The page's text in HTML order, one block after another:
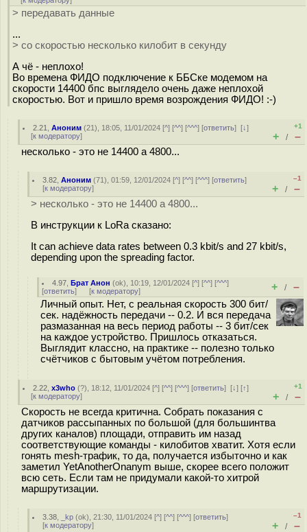
> передавать данные
...
> со скоростью несколько килобит в секунду
А чё - неплохо!
Во времена ФИДО подключение к ББСке модемом на
скорости 14400 бпс выглядело очень даже неплохой
скоростью. Вот и пришло время возрождения ФИДО! :-)
2.21 ,Аноним (21), 18:05, 11/01/2024 [^] [^^] [^^^] [ответить][↓]
[к модератору]
+1
+ / –
несколько - это не 14400 а 4800...
3.82 ,Аноним (71), 01:59, 12/01/2024 [^] [^^] [^^^] [ответить]
[к модератору]
–1
+ / –
> несколько - это не 14400 а 4800...
В инструкции к LoRa сказано:
It can achieve data rates between 0.3 kbit/s and 27 kbit/s,
depending upon the spreading factor.
4.97 ,Брат Анон (ok), 10:19, 12/01/2024 [^] [^^] [^^^]
[ответить] [к модератору] + / –
Личный опыт. Нет, с реальная скорость 300 бит/
сек. надёжность передачи -- 0.2. И вся передача
размазанная на весь период работы -- 3 бит/сек
на каждое устройство. Пришлось отказаться.
Выглядит классно, на практике -- полезно только
счётчиков с бытовым учётом потребления.
2.22 ,x3who (?), 18:12, 11/01/2024 [^] [^^] [^^^] [ответить][↓] [↑]
[к модератору]
+1
+ / –
Скорость не всегда критична. Собрать показания с
датчиков рассыпанных по большой (для большинтва
других каналов) площади, отправить им назад
соответствующие команды - килобитов хватит. Хотя если
гонять mesh-трафик, то да, получается избыточно и как
заметил YetAnotherOnanym выше, скорее всего положит
всю сеть. Если там не придумали какой-то хитрой
маршрутизации.
3.38 _kp (ok), 21:30, 11/01/2024 [^] [^^] [^^^] [ответить]
[к модератору]
–1
+ / –